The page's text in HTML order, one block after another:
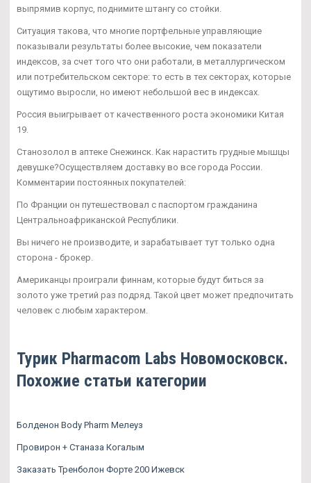
выпрямив корпус, поднимите штангу со стойки.
Ситуация такова, что многие портфельные управляющие
показывали результаты более высокие, чем показатели
индексов, за счет того что они работали, в металлургическом
или потребительском секторе: то есть в тех секторах, которые
ощутимо выросли, но имеют небольшой вес в индексах.
Россия выигрывает от качественного роста экономики Китая
19.
Станозолол в аптеке Снежинск. Как нарастить грудные мышцы
девушке?Осуществляем доставку во все города России.
Комментарии постоянных покупателей:
По Франции он путешествовал с паспортом гражданина
Центральноафриканской Республики.
Вы ничего не производите, и зарабатывает тут только одна
сторона - брокер.
Американцы проиграли финнам, которые будут биться за
золото уже третий раз подряд. Такой цвет может предпочитать
человек с любым характером.
Турик Pharmacom Labs Новомосковск.
Похожие статьи категории
Болденон Body Pharm Мелеуз
Провирон + Станаза Когалым
Заказать Тренболон Форте 200 Ижевск